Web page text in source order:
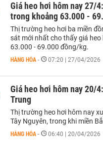
Giá heo hơi hôm nay 27/
trong khoảng 63.000 -
Thị trường heo hơi ba miền
sát mới nhất cho thấy giá
63.000 - 69.000 đồng/kg.
HÀNG HÓA - 07:20 | 27/04/2026
Giá heo hơi hôm nay 20/
Trung
Thị trường heo hơi hôm nay
Tây Nguyên, trong khi miền
HÀNG HÓA - 06:40 | 20/04/2026